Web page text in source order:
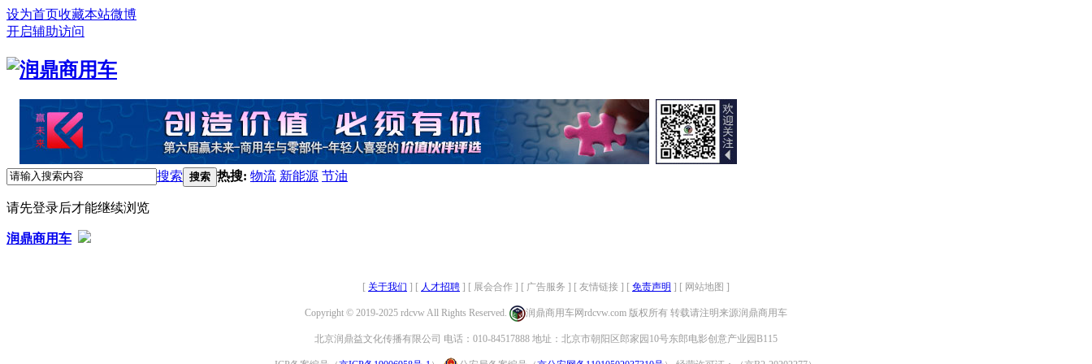
设为首页收藏本站微博
开启辅助访问
搜索 搜索 热搜: 物流 新能源 节油
请先登录后才能继续浏览
润鼎商用车
[ 关于我们 ] [ 人才招聘 ] [ 展会合作 ] [ 广告服务 ] [ 友情链接 ] [ 免责声明 ] [ 网站地图 ]
Copyright © 2019-2025 rdcvw All Rights Reserved. 润鼎商用车网rdcvw.com 版权所有 转载请注明来源润鼎商用车
北京润鼎益文化传播有限公司 电话：010-84517888 地址：北京市朝阳区郎家园10号东郎电影创意产业园B115